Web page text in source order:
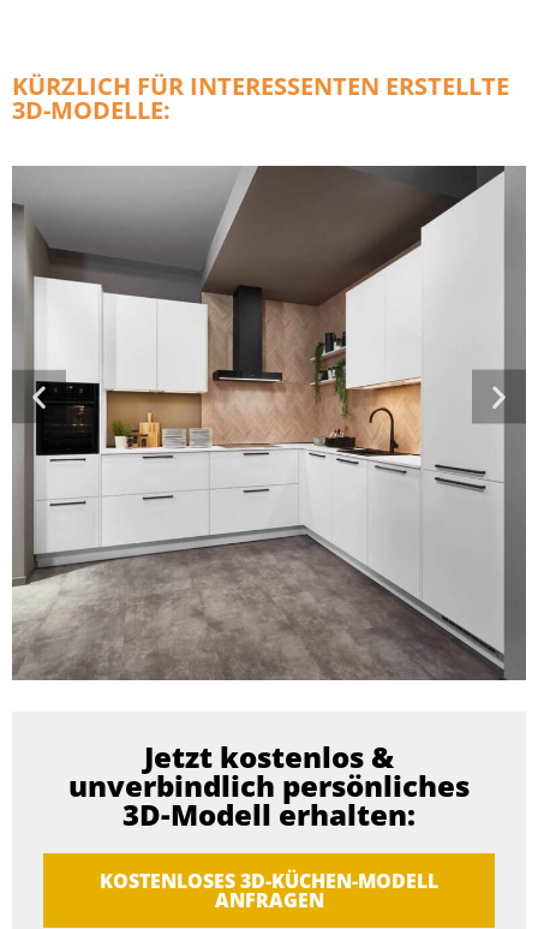
KÜRZLICH FÜR INTERESSENTEN ERSTELLTE
3D-MODELLE:
Jetzt kostenlos &
unverbindlich persönliches
3D-Modell erhalten:
KOSTENLOSES 3D-KÜCHEN-MODELL
ANFRAGEN